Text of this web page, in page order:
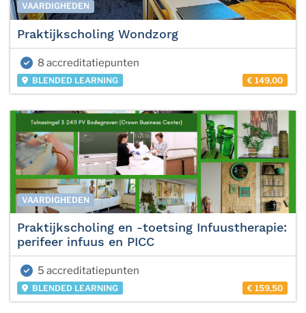
VAARDIGHEDEN
Praktijkscholing Wondzorg
8 accreditatiepunten
BLENDED LEARNING € 149,00
VAARDIGHEDEN
Praktijkscholing en -toetsing Infuustherapie:
perifeer infuus en PICC
5 accreditatiepunten
BLENDED LEARNING € 159,50